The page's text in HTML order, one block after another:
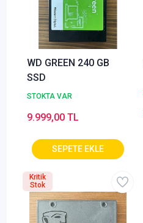
WD GREEN 240 GB
SSD
STOKTA VAR
9.999,00 TL
Kritik
Stok